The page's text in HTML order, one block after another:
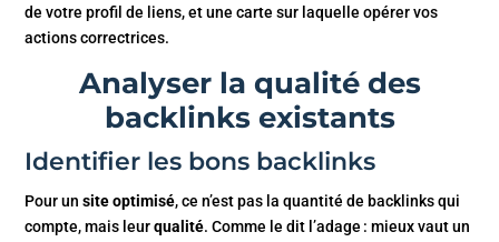
de votre profil de liens, et une carte sur laquelle opérer vos
actions correctrices.
Analyser la qualité des
backlinks existants
Identifier les bons backlinks
Pour unsite optimisé, ce n’est pas la quantité de backlinks qui
compte, mais leurqualité. Comme le dit l’adage : mieux vaut un